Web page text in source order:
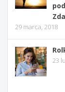
29 marca, 2018
23